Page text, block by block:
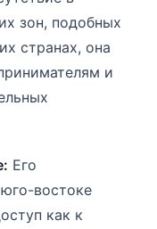
зон, подобных
странах, она
и
Его
востоке
как к